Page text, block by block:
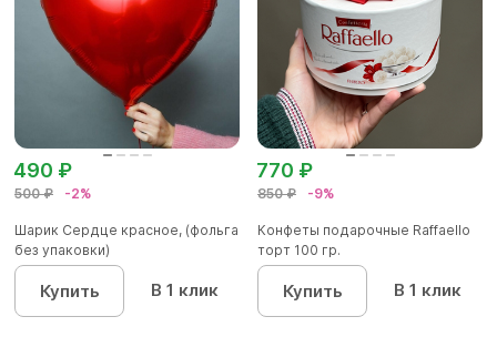
500 ₽ -2%
490 ₽
Шарик Сердце красное, (фольга
без упаковки)
Купить В 1 клик
850 ₽ -9%
770 ₽
Конфеты подарочные Raffaello
торт 100 гр.
Купить В 1 клик